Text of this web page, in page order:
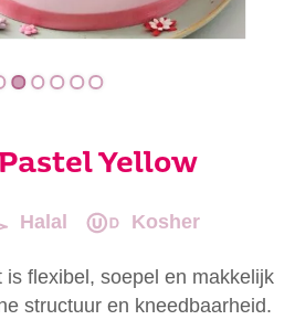
Yellow
Halal Kosher
is flexibel, soepel en makkelijk
structuur en kneedbaarheid.